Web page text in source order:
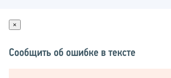
×
Сообщить об ошибке в тексте